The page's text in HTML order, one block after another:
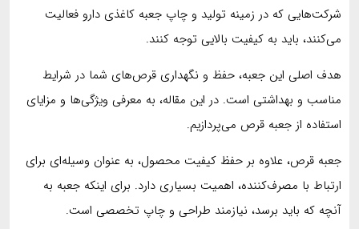
شرکت‌هایی که در زمینه تولید و چاپ جعبه کاغذی دارو فعالیت
می‌کنند، باید به کیفیت بالایی توجه کنند.
هدف اصلی این جعبه، حفظ و نگهداری قرص‌های شما در شرایط
مناسب و بهداشتی است. در این مقاله، به معرفی ویژگی‌ها و مزایای
استفاده از جعبه قرص می‌پردازیم.
جعبه قرص، علاوه بر حفظ کیفیت محصول، به عنوان وسیله‌ای برای
ارتباط با مصرف‌کننده، اهمیت بسیاری دارد. برای اینکه جعبه به
آنچه که باید برسد، نیازمند طراحی و چاپ تخصصی است.